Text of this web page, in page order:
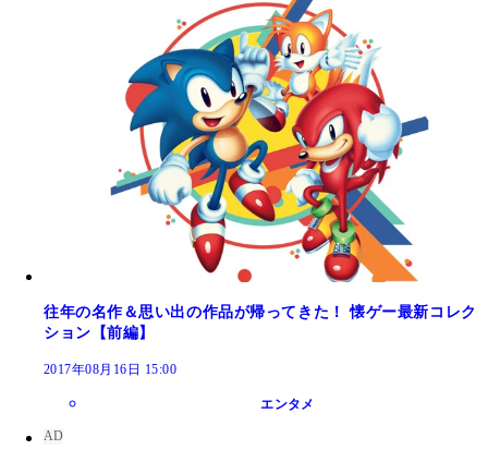
往年の名作＆思い出の作品が帰ってきた！ 懐ゲー最新コレク
ション【前編】
2017年08月16日 15:00
エンタメ